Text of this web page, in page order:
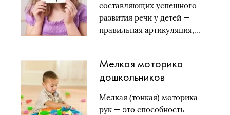
составляющих успешного
развития речи у детей —
правильная артикуляция,…
Мелкая моторика
дошкольников
Мелкая (тонкая) моторика
рук — это способность